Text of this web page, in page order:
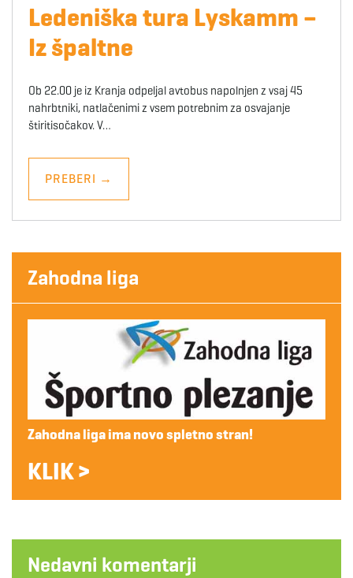
Ledeniška tura Lyskamm –
Iz špaltne
Ob 22.00 je iz Kranja odpeljal avtobus napolnjen z vsaj 45
nahrbtniki, natlačenimi z vsem potrebnim za osvajanje
štiritisočakov. V…
PREBERI →
Zahodna liga
Zahodna liga ima novo spletno stran!
KLIK >
Nedavni komentarji